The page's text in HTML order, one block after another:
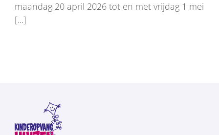
maandag 20 april 2026 tot en met vrijdag 1 mei
[...]